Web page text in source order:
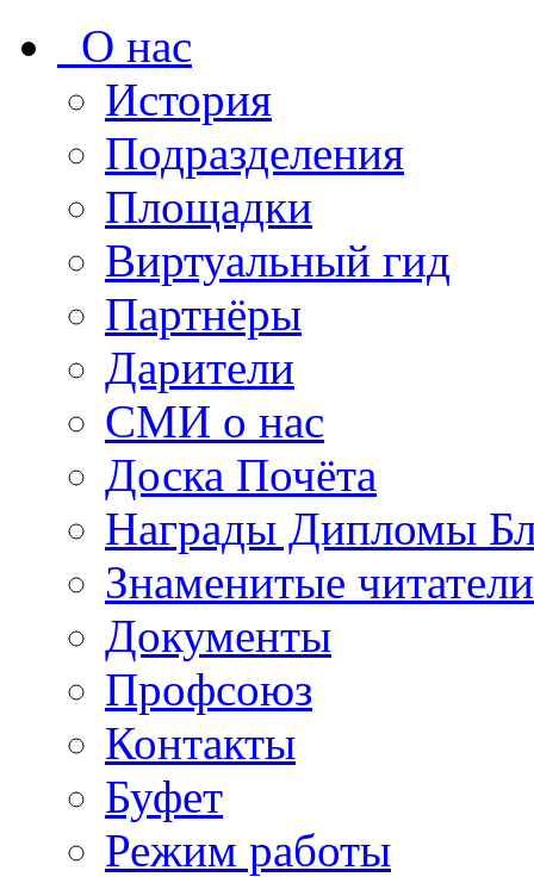
О нас
История
Подразделения
Площадки
Виртуальный гид
Партнёры
Дарители
СМИ о нас
Доска Почёта
Награды Дипломы
Знаменитые
Документы
Профсоюз
Контакты
Буфет
Режим работы